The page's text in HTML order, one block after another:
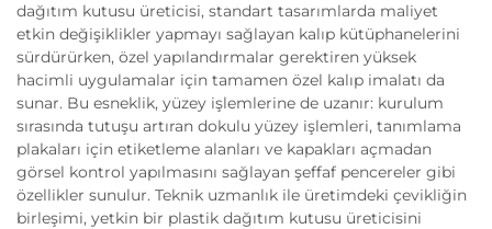
dağıtım kutusu üreticisi, standart tasarımlarda maliyet
etkin değişiklikler yapmayı sağlayan kalıp kütüphanelerini
sürdürürken, özel yapılandırmalar gerektiren yüksek
hacimli uygulamalar için tamamen özel kalıp imalatı da
sunar. Bu esneklik, yüzey işlemlerine de uzanır: kurulum
sırasında tutuşu artıran dokulu yüzey işlemleri, tanımlama
plakaları için etiketleme alanları ve kapakları açmadan
görsel kontrol yapılmasını sağlayan şeffaf pencereler gibi
özellikler sunulur. Teknik uzmanlık ile üretimdeki çevikliğin
birleşimi, yetkin bir plastik dağıtım kutusu üreticisini